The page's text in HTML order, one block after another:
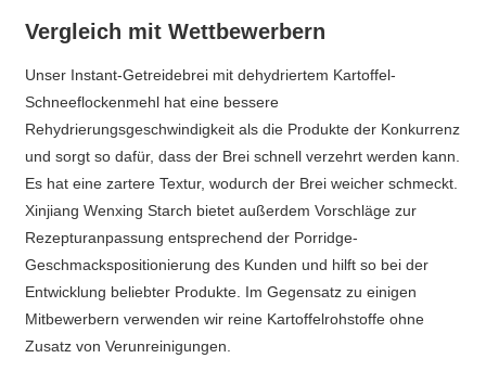
Vergleich mit Wettbewerbern
Unser Instant-Getreidebrei mit dehydriertem Kartoffel-
Schneeflockenmehl hat eine bessere
Rehydrierungsgeschwindigkeit als die Produkte der Konkurrenz
und sorgt so dafür, dass der Brei schnell verzehrt werden kann.
Es hat eine zartere Textur, wodurch der Brei weicher schmeckt.
Xinjiang Wenxing Starch bietet außerdem Vorschläge zur
Rezepturanpassung entsprechend der Porridge-
Geschmackspositionierung des Kunden und hilft so bei der
Entwicklung beliebter Produkte. Im Gegensatz zu einigen
Mitbewerbern verwenden wir reine Kartoffelrohstoffe ohne
Zusatz von Verunreinigungen.